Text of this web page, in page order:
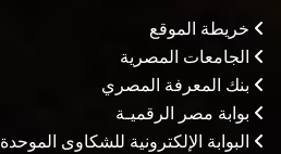
خريطة الموقع
الجامعات المصرية
بنك المعرفة المصري
بوابة مصر الرقميـة
البوابة الإلكترونية للشكاوى الموحدة